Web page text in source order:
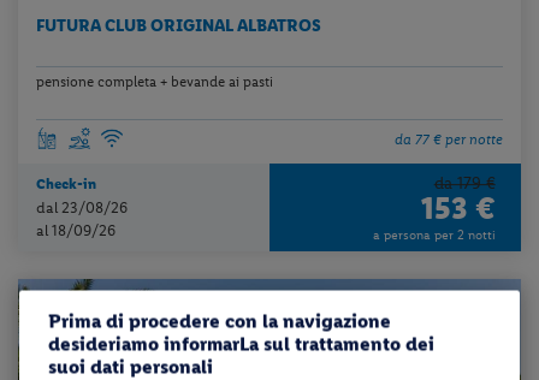
FUTURA CLUB ORIGINAL ALBATROS
pensione completa + bevande ai pasti
da 77 € per notte
Check-in
dal 23/08/26
al 18/09/26
da 179 €
153 €
a persona per 2 notti
Prima di procedere con la navigazione
desideriamo informarLa sul trattamento dei
suoi dati personali